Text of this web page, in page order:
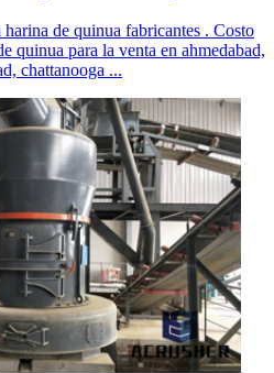
de quinua fabricantes . Costo
quinua para la venta en ahmedabad,
chattanooga ...